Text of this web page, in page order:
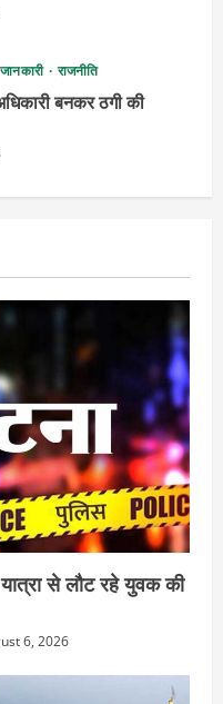
जानकारी राजनीति
बनकर ठगी की
से लौट रहे युवक की
6, 2026